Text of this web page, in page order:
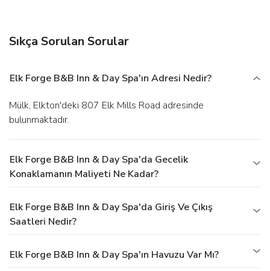
A complimentary full breakfast is included.
Featured amenities include complimentary wired Internet
access, express check-in, and express check-out. Event
facilities at this bed & breakfast consist of conference
space and a meeting room. Free self parking is available
onsite.
Sıkça Sorulan Sorular
Elk Forge B&B Inn & Day Spa'ın Adresi Nedir?
Mülk, Elkton'deki 807 Elk Mills Road adresinde
bulunmaktadır.
Elk Forge B&B Inn & Day Spa'da Gecelik
Konaklamanın Maliyeti Ne Kadar?
Elk Forge B&B Inn & Day Spa'da Giriş Ve Çıkış
Saatleri Nedir?
Elk Forge B&B Inn & Day Spa'ın Havuzu Var Mı?